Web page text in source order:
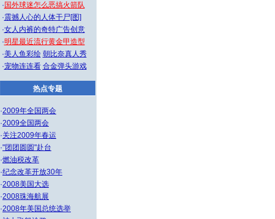
· 国外球迷怎么恶搞火箭队
·震撼人心的人体干尸[图]
·女人内裤的奇特广告创意
·明星最近流行黄金甲造型
·美人鱼彩绘 朝比奈真人秀
·宠物连连看 合金弹头游戏
热点专题
·2009年全国两会
·2009全国两会
·关注2009年春运
·"团团圆圆"赴台
·燃油税改革
·纪念改革开放30年
·2008美国大选
·2008珠海航展
·2008年美国总统选举